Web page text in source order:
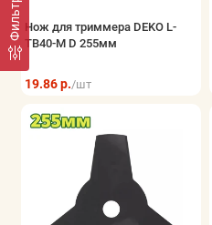
Фильтр Нож для триммера DEKO L-
TB40-M D 255мм
19.86 р./шт